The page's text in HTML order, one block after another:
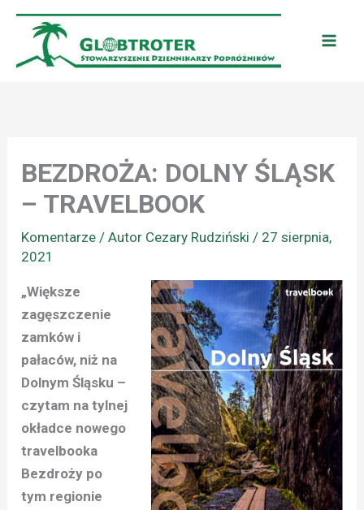
Przejdź
treści
BEZDROŻA: DOLNY ŚLĄSK
– TRAVELBOOK
Komentarze / Autor Cezary Rudziński/ 27 sierpnia,
2021
„Większe
zagęszczenie
zamków i
pałaców, niż na
Dolnym Śląsku –
czytam na tylnej
okładce nowego
travelbooka
Bezdroży po
tym regionie